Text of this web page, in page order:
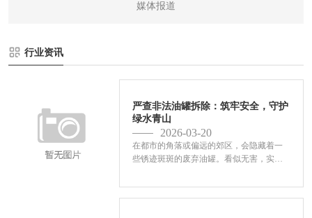
媒体报道
行业资讯
严查非法油罐拆除：筑牢安全，守护
绿水青山
2026-03-20
在都市的角落或偏远的郊区，会隐藏着一
些锈迹斑斑的废弃油罐。看似无害，实则
环保与安全监管的不断收紧，严查非法油
拆除已成为各地政府及相关部门的重点差